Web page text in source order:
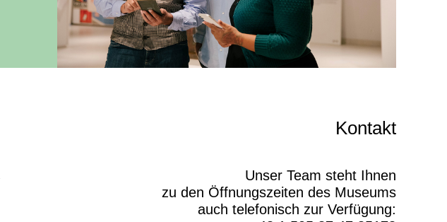
Kontakt
Unser Team steht Ihnen
zu den Öffnungszeiten des Museums
auch telefonisch zur Verfügung: